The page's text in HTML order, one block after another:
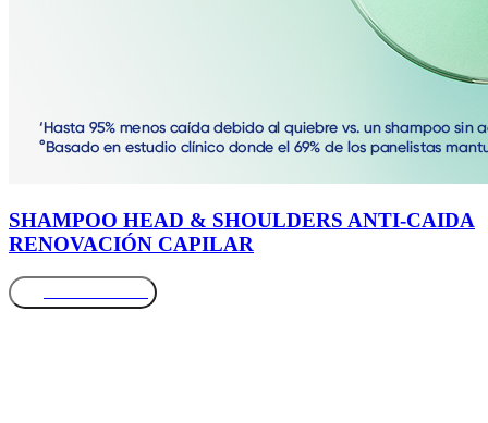
SHAMPOO HEAD & SHOULDERS ANTI-CAIDA
RENOVACIÓN CAPILAR